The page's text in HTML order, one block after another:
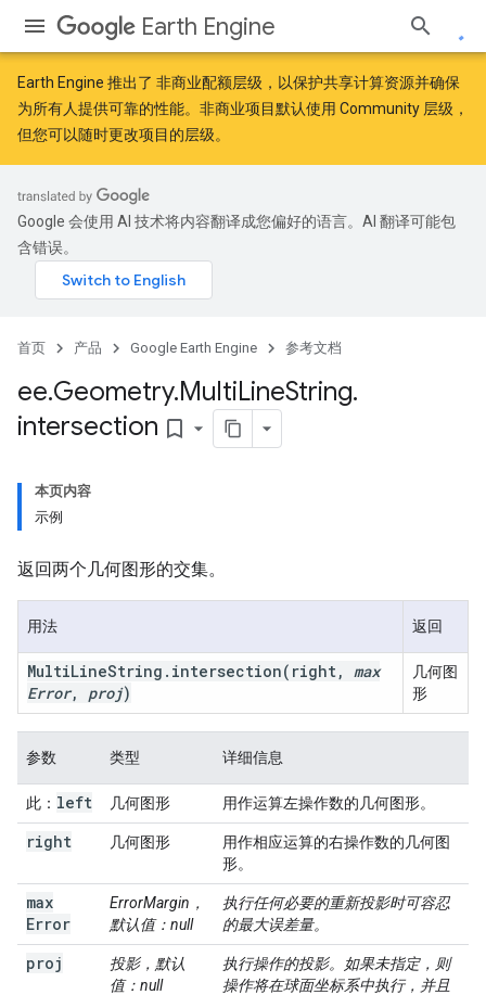
Earth Engine
Earth Engine 推出了 非商业配额层级 ，以保护共享计算资源并确保
为所有人提供可靠的性能。非商业项目默认使用 Community 层级，
但您可以随时更改项目的层级。
Google 会使用 AI 技术将内容翻译成您偏好的语言。AI 翻译可能包
含错误。
首页 产品 Google Earth Engine 参考文档
ee.Geometry.MultiLineString.
intersection bookmark_border
本页内容
示例
返回两个几何图形的交集。
用法 返回
MultiLineString . intersection(right, max
Error, proj)
几何图
形
参数 类型 详细信息
此： left 几何图形 用作运算左操作数的几何图形。
right 几何图形
用作相应运算的右操作数的几何图
形。
max
Error
ErrorMargin，
默认值：null
执行任何必要的重新投影时可容忍
的最大误差量。
proj
投影，默认
值：null
执行操作的投影。如果未指定，则
操作将在球面坐标系中执行，并且